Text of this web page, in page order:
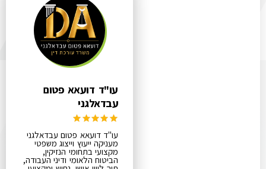
עו"ד דועאא פטום
עבדאלגני
עו"ד דועאא פטום עבדאלגני
מעניקה ייעוץ וייצוג משפטי
מקצועי בתחומי הנזיקין,
הביטוח הלאומי ודיני העבודה,